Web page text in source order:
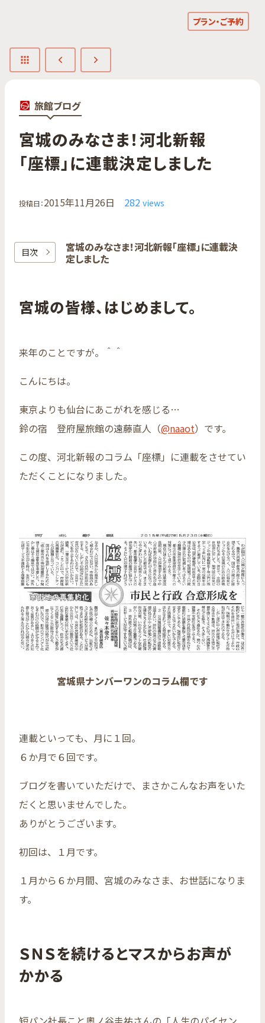
プラン・ご予約
旅館ブログ
宮城のみなさま！​河北新報
「座標」に​連載決定しました
投稿日：2015年11月26日 282 views
目次
宮城のみなさま！​河北新報「座標」に​連載決
定しました
宮城の皆様、はじめまして。
来年のことですが。＾＾
こんにちは。
東京よりも仙台にあこがれを感じる…
鈴の宿 登府屋旅館の遠藤直人（@naaot）です。
この度、河北新報のコラム「座標」に連載をさせてい
ただくことになりました。
宮城県ナンバーワンのコラム欄です
連載といっても、月に１回。
６か月で６回です。
ブログを書いていただけで、まさかこんなお声をいた
だくと思いませんでした。
ありがとうございます。
初回は、１月です。
１月から６か月間、宮城のみなさま、お世話になりま
す。
ＳＮＳを続けるとマスからお声が
かかる